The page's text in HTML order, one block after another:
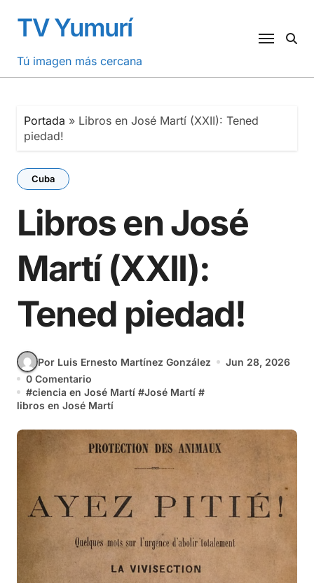
contenido
TV Yumurí
Tú imagen más cercana
Portada » Libros en José Martí (XXII): Tened
piedad!
Cuba
Libros en José
Martí (XXII):
Tened piedad!
Por Luis Ernesto Martínez González
Jun 28, 2026
0 Comentario
#ciencia en José Martí #José Martí #
libros en José Martí